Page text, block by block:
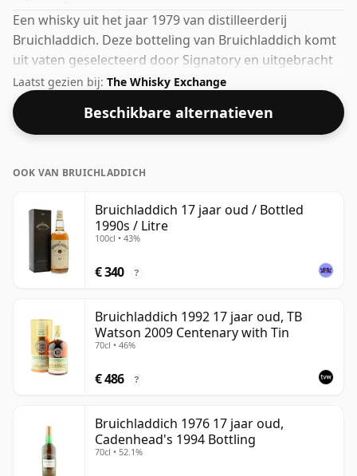
Een whisky uit het jaar 1979 van distilleerderij
Bruichladdich. Deze botteling van Bruichladdich komt
uit vaten geselecteerd door Signatory en uitgebracht
in 1996. Gebotteld op de steeds populairder wordende
sterkte van 43%, wat een respectabel
alcoholpercentage is.
Laatst gezien bij: The Whisky Exchange
Beschikbare alternatieven
OOK VAN BRUICHLADDICH
Bruichladdich 17 jaar oud / Bottled
1990s / Litre
100cl • 43%
€ 340 ?
Bruichladdich 1992 17 jaar oud, TB
Watson 2009 Centenary with Tin
70cl • 46%
€ 486 ?
Bruichladdich 1976 17 jaar oud,
Cadenhead's 1994 Bottling
70cl • 52.1%